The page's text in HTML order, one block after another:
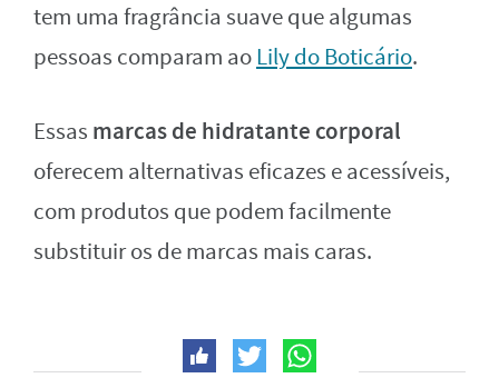
tem uma fragrância suave que algumas
pessoas comparam aoLily do Boticário.
Essas marcas de hidratante corporal
oferecem alternativas eficazes e acessíveis,
com produtos que podem facilmente
substituir os de marcas mais caras.